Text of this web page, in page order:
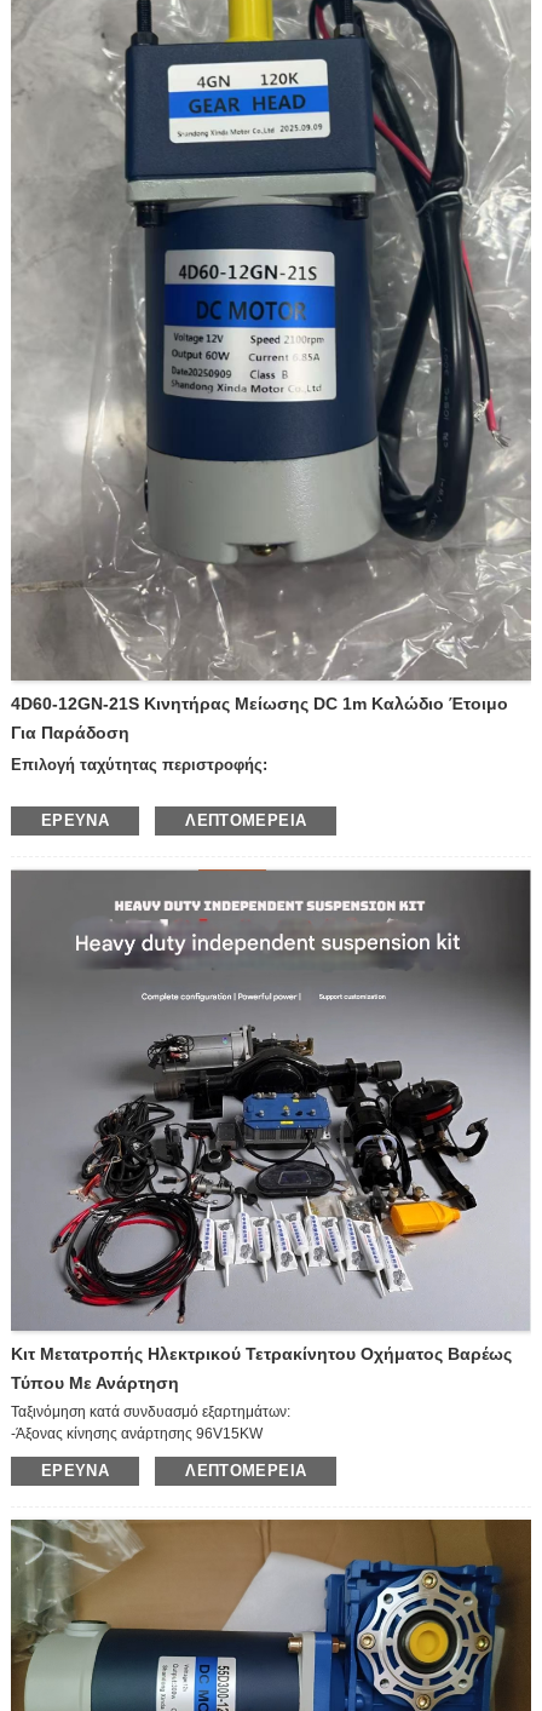
4D60-12GN-21S Κινητήρας Μείωσης DC 1m Καλώδιο Έτοιμο
Για Παράδοση
Επιλογή ταχύτητας περιστροφής:
—600 στροφές/λεπτό
—400 στροφές/λεπτό
—200 στροφές ανά λεπτό
—50 στροφές ανά λεπτό
—30 στροφές ανά λεπτό
Προϊόν με φρένο ή όχι:
—Χωρίς φρένο
ΈΡΕΥΝΑ ΛΕΠΤΟΜΈΡΕΙΑ
Κιτ Μετατροπής Ηλεκτρικού Τετρακίνητου Οχήματος Βαρέως
Τύπου Με Ανάρτηση
Ταξινόμηση κατά συνδυασμό εξαρτημάτων:
-Άξονας κίνησης ανάρτησης 96V15KW
-Ελεγκτής 96V15KW
-Φρένα με υποβοήθηση κενού
-Ταχύτητα γραμμής AC (συμπεριλαμβανομένου του κιβωτίου ασφαλειών)
ΈΡΕΥΝΑ ΛΕΠΤΟΜΈΡΕΙΑ